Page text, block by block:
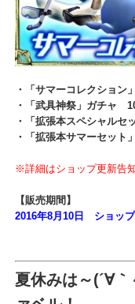
【概要】
夏にぴったりの「サマ
「拡張本サマーセット
・「サマーコレクシ
・「武具神祭」ガチャ
※詳細はショップ更新